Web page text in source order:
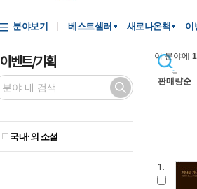
분야보기 베스트셀러 새로나온책 이
이벤트/기획
국내·외 소설
이 분야에
판매량순
1.